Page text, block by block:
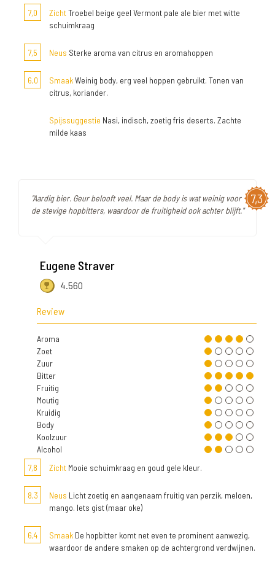
7,0
ZichtTroebel beige geel Vermont pale ale bier met witte
schuimkraag
7,5 Neus Sterke aroma van citrus en aromahoppen
6,0 SmaakWeinig body, erg veel hoppen gebruikt. Tonen van
citrus, koriander.
Spijssuggestie Nasi, indisch, zoetig fris deserts. Zachte
milde kaas
7,3
"Aardig bier. Geur belooft veel. Maar de body is wat weinig voor
de stevige hopbitters, waardoor de fruitigheid ook achter blijft."
Eugene Straver
4.560
Review
Aroma
Zoet
Zuur
Bitter
Fruitig
Moutig
Kruidig
Body
Koolzuur
Alcohol
7,8
Zicht Mooie schuimkraag en goud gele kleur.
8,3 Neus Licht zoetig en aangenaam fruitig van perzik, meloen,
mango. Iets gist (maar oke)
6,4 Smaak De hopbitter komt net even te prominent aanwezig,
waardoor de andere smaken op de achtergrond verdwijnen.